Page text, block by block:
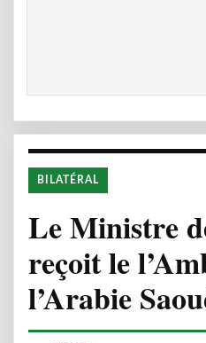
BILATÉRAL
Le Ministre
reçoit le
l’Arabie